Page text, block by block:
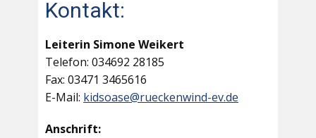
Kontakt:
Leiterin Simone Weikert
Telefon: 034692 28185
Fax: 03471 3465616
E-Mail: kidsoase@rueckenwind-ev.de
Anschrift: